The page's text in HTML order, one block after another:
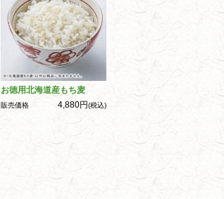
お徳用北海道産もち麦
販売価格 4,880円(税込)